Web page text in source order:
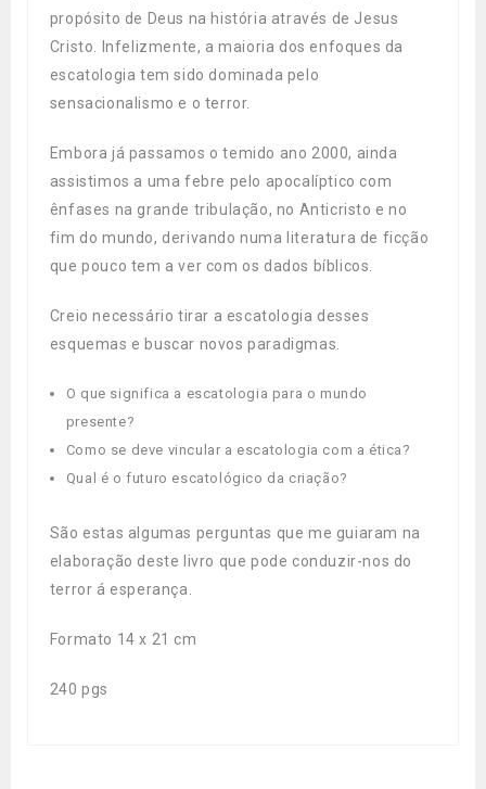
propósito de Deus na história através de Jesus
Cristo. Infelizmente, a maioria dos enfoques da
escatologia tem sido dominada pelo
sensacionalismo e o terror.
Embora já passamos o temido ano 2000, ainda
assistimos a uma febre pelo apocalíptico com
ênfases na grande tribulação, no Anticristo e no
fim do mundo, derivando numa literatura de ficção
que pouco tem a ver com os dados bíblicos.
Creio necessário tirar a escatologia desses
esquemas e buscar novos paradigmas.
O que significa a escatologia para o mundo
presente?
Como se deve vincular a escatologia com a ética?
Qual é o futuro escatológico da criação?
São estas algumas perguntas que me guiaram na
elaboração deste livro que pode conduzir-nos do
terror á esperança.
Formato 14 x 21 cm
240 pgs